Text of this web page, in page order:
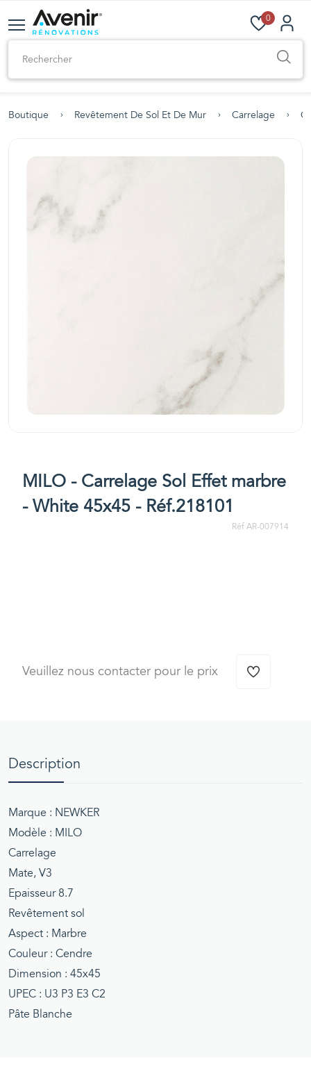
0
Boutique Revêtement De Sol Et De Mur Carrelage
MILO - Carrelage Sol Effet marbre
- White 45x45 - Réf.218101
Réf AR-007914
Veuillez nous contacter pour le prix
Description
Marque : NEWKER
Modèle : MILO
Carrelage
Mate, V3
Epaisseur 8.7
Revêtement sol
Aspect : Marbre
Couleur : Cendre
Dimension : 45x45
UPEC : U3 P3 E3 C2
Pâte Blanche